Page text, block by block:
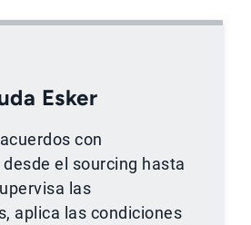
Esker
con
el sourcing hasta
las
aplica las condiciones